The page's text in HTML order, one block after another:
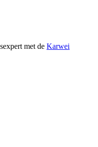
met de Karwei